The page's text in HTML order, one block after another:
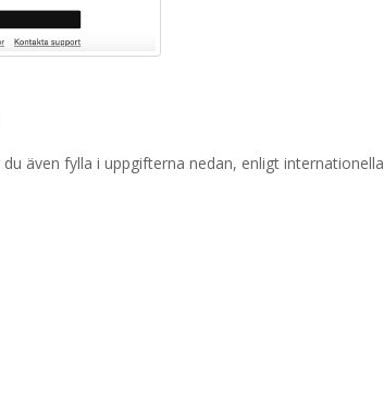
även fylla i uppgifterna nedan, enligt internationella